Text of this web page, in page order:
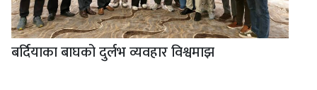
बर्दियाका बाघको दुर्लभ व्यवहार विश्वमाझ